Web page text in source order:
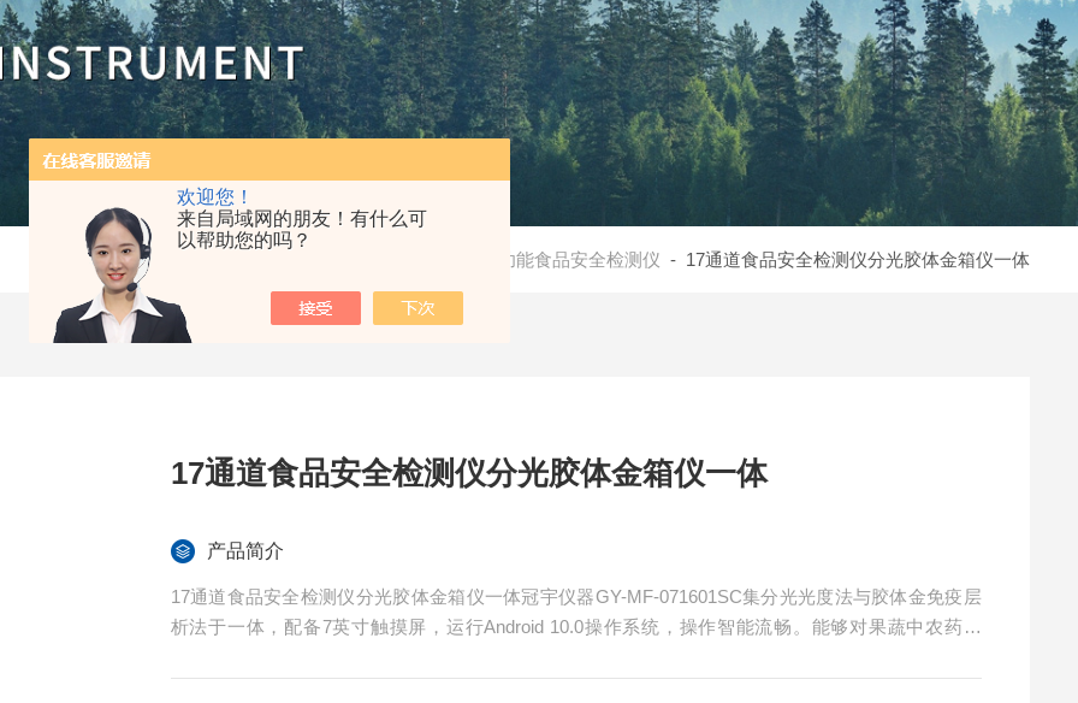
欢迎您！
来自局域网的朋友！有什么可
以帮助您的吗？
多功能食品安全检测仪 - 17通道食品安全检测仪分光胶体金箱仪一体
17通道食品安全检测仪分光胶体金箱仪一体
产品简介
17通道食品安全检测仪分光胶体金箱仪一体冠宇仪器GY-MF-071601SC集分光光度法与胶体金免疫层
析法于一体，配备7英寸触摸屏，运行Android 10.0操作系统，操作智能流畅。能够对果蔬中农药残